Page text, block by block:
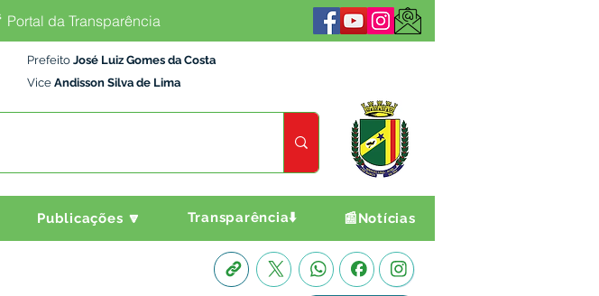
Portal da Transparência
Prefeito José Luiz Gomes da Costa
Vice Andisson Silva de Lima
Publicações 🔽 Transparência⬇️ 📰Notícias